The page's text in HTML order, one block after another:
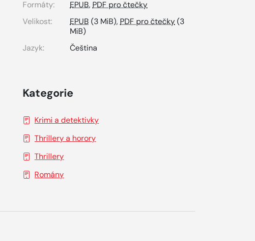
Formáty: EPUB, PDF pro čtečky
Velikost:
EPUB (3 MiB), PDF pro čtečky(3
MiB)
Jazyk:
Čeština
Kategorie
Krimi a detektivky
Thrillery a horory
Thrillery
Romány